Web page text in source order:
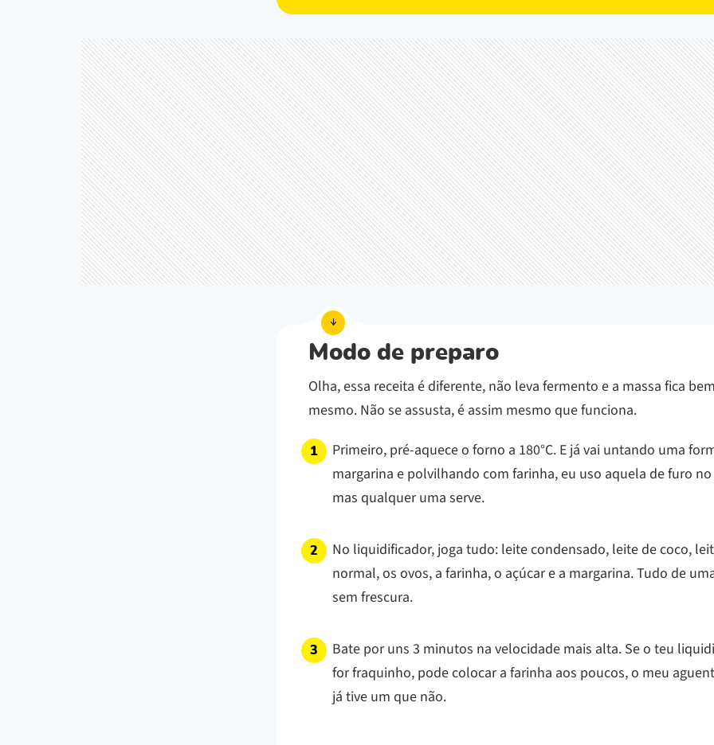
Modo de preparo
Olha, essa receita é diferente, não leva fermento e a massa fica
mesmo. Não se assusta, é assim mesmo que funciona.
Primeiro, pré-aquece o forno a 180°C. E já vai untando uma
margarina e polvilhando com farinha, eu uso aquela de furo
mas qualquer uma serve.
No liquidificador, joga tudo: leite condensado, leite de coco,
normal, os ovos, a farinha, o açúcar e a margarina. Tudo de
sem frescura.
Bate por uns 3 minutos na velocidade mais alta. Se o teu
for fraquinho, pode colocar a farinha aos poucos, o meu
já tive um que não.